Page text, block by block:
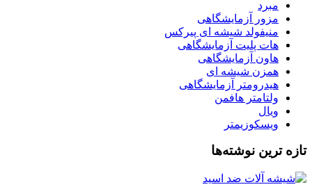
مبرد
مزور آزمایشگاهی
منیفولد شیشه ای پیرکس
هات پلیت آزمایشگاهی
هاون آزمایشگاهی
همزن شیشه ای
هیدرومتر آزمایشگاهی
ولتامتر هافمن
ویال
ویسکوزیمتر
تازه ترین نوشته‌ها